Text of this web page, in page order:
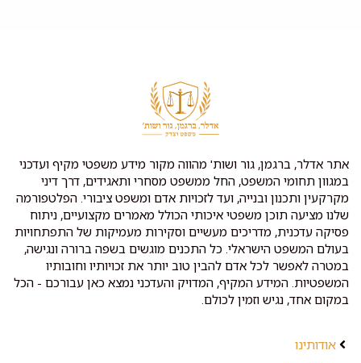
אתר אדלר, ברגמן, גור ושות' מהווה מקור מידע משפטי מקיף ועדכני
במגוון תחומי המשפט, החל ממשפט מסחרי ותאגידים, דרך דיני
מקרקעין ותכנון ובנייה, ועד לזכויות אדם ומשפט ציבורי. הפלטפורמה
שלנו מציעה תוכן משפטי איכותי הכולל מאמרים מקצועיים, ניתוח
פסיקה עדכנית, מדריכים מעשיים וסקירות מעמיקות של התפתחויות
בעולם המשפט הישראלי. כל התכנים מוגשים בשפה ברורה ונגישה,
במטרה לאפשר לכל אדם להבין טוב יותר את זכויותיו וחובותיו
המשפטיות. המידע המקיף, המדויק והעדכני נמצא כאן עבורכם - הכל
במקום אחד, נגיש וזמין לכולם.
אודותינו